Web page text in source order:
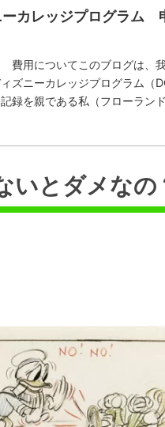
ーカレッジプログラム
費用についてこのブログは、
ズニーカレッジプログラム（
録を親である私（フローラン
いとダメなの